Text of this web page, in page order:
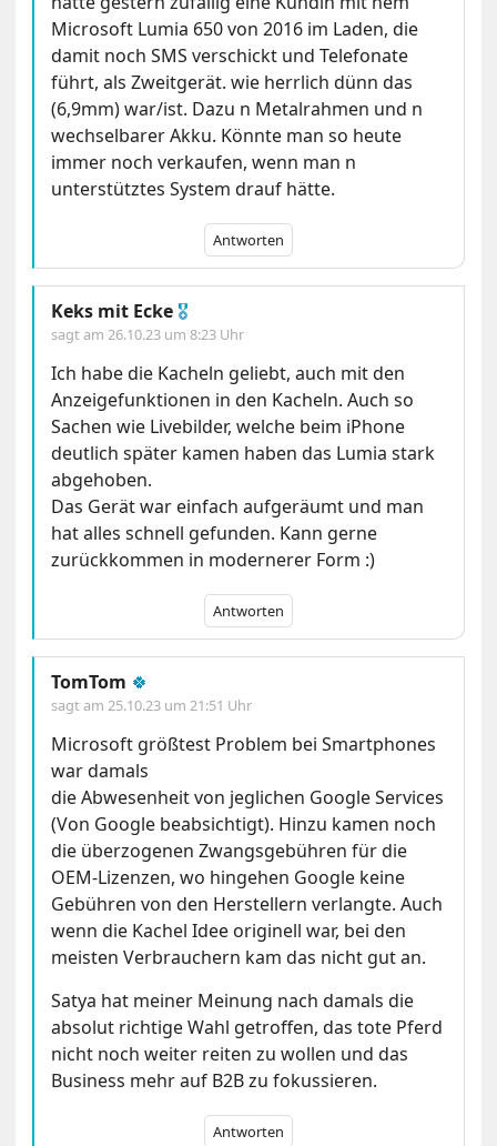
Microsoft Lumia 650 von 2016 im Laden, die
damit noch SMS verschickt und Telefonate
führt, als Zweitgerät. wie herrlich dünn das
(6,9mm) war/ist. Dazu n Metalrahmen und n
wechselbarer Akku. Könnte man so heute
immer noch verkaufen, wenn man n
unterstütztes System drauf hätte.
Antworten
Keks mit Ecke 🎖
sagt am26.10.23 um 8:23 Uhr
Ich habe die Kacheln geliebt, auch mit den
Anzeigefunktionen in den Kacheln. Auch so
Sachen wie Livebilder, welche beim iPhone
deutlich später kamen haben das Lumia stark
abgehoben.
Das Gerät war einfach aufgeräumt und man
hat alles schnell gefunden. Kann gerne
zurückkommen in modernerer Form :)
Antworten
TomTom 🍀
sagt am25.10.23 um 21:51 Uhr
Microsoft größtest Problem bei Smartphones
war damals
die Abwesenheit von jeglichen Google Services
(Von Google beabsichtigt). Hinzu kamen noch
die überzogenen Zwangsgebühren für die
OEM-Lizenzen, wo hingehen Google keine
Gebühren von den Herstellern verlangte. Auch
wenn die Kachel Idee originell war, bei den
meisten Verbrauchern kam das nicht gut an.
Satya hat meiner Meinung nach damals die
absolut richtige Wahl getroffen, das tote Pferd
nicht noch weiter reiten zu wollen und das
Business mehr auf B2B zu fokussieren.
Antworten